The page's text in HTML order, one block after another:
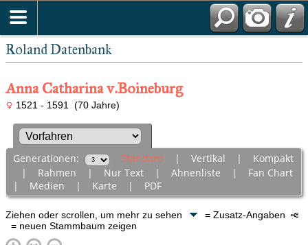
Roland Datenbank
Anna Catharina v.Boineburg
1521 - 1591 (70 Jahre)
Generationen: Standard | Vertikal | Kompakt
| Rahmen | Nur Text| Ahnenliste | Fan Chart
| Medien | Karte | PDF
Ziehen oder scrollen, um mehr zu sehen
= Zusatz-Angaben
= neuen Stammbaum zeigen